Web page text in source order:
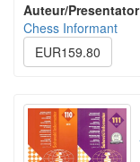
Auteur/Presentator
Chess Informant
EUR159.80